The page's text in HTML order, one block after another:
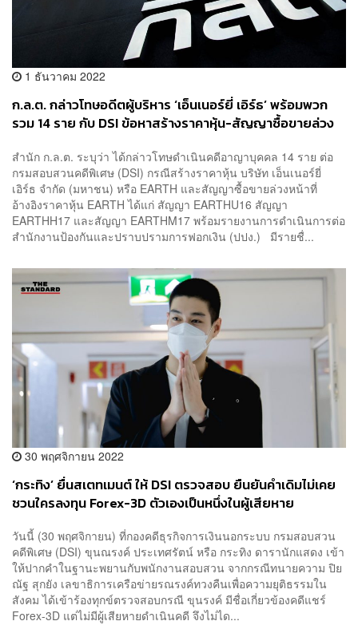
1 ธันวาคม 2022
ก.ล.ต. กล่าวโทษอดีตผู้บริหาร ‘เอ็นเนอร์ยี่ เอิร์ธ’ พร้อมพวก
รวม 14 ราย กับ DSI ข้อหาสร้างราคาหุ้น-สัญญาซื้อขายล่วง
สำนัก ก.ล.ต. ระบุว่า ได้กล่าวโทษดำเนินคดีอาญาบุคคล 14 ราย ต่อ
กรมสอบสวนคดีพิเศษ (DSI) กรณีสร้างราคาหุ้น บริษัท เอ็นเนอร์ยี่
เอิร์ธ จำกัด (มหาชน) หรือ EARTH และสัญญาซื้อขายล่วงหน้าที่
อ้างอิงราคาหุ้น EARTH ได้แก่ สัญญา EARTHU16 สัญญา
EARTHH17 และสัญญา EARTHM17 พร้อมรายงานการดำเนินการต่อ
สำนักงานป้องกันและปราบปรามการฟอกเงิน (ปปง.) มีรายชื่...
30 พฤศจิกายน 2022
‘กระทิง’ ยื่นสเตทเมนต์ ให้ DSI ตรวจสอบ ยืนยันคำเดิมไม่เคย
ชวนใครลงทุน Forex-3D ตัวเองเป็นหนึ่งในผู้เสียหาย
วันนี้ (30 พฤศจิกายน) ที่กองคดีธุรกิจการเงินนอกระบบ กรมสอบสวน
คดีพิเศษ (DSI) ขุนณรงค์ ประเทศรัตน์ หรือ กระทิง ดารานักแสดง เข้า
ให้ปากคำในฐานะพยานกับพนักงานสอบสวน จากกรณีทนายความ ปิย
ณัฐ สุกยัง เลขาธิการเครือข่ายรณรงค์ทวงคืนเพื่อความยุติธรรมใน
สังคม ได้เข้าร้องทุกข์ตรวจสอบกรณี ขุนรงค์ มีชื่อเกี่ยวข้องคดีแชร์
Forex-3D แต่ไม่มีผู้เสียหายดำเนินคดี จึงไม่ได...